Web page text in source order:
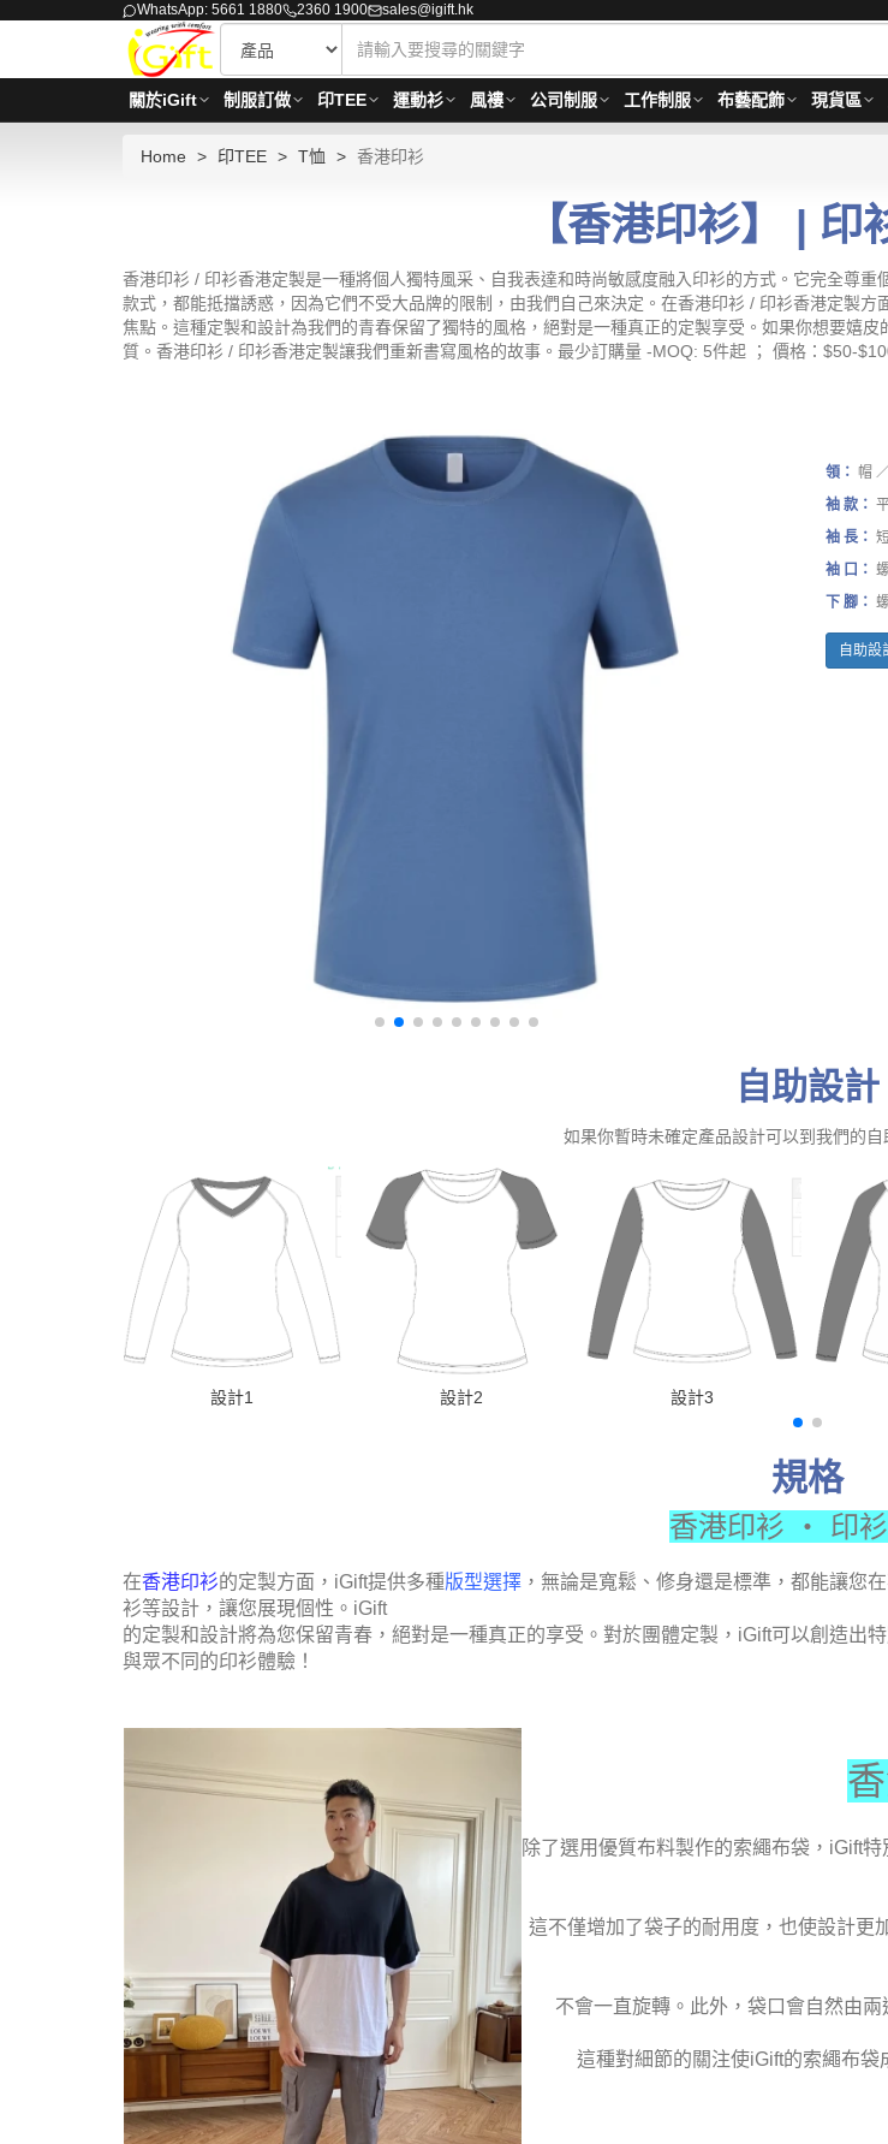
WhatsApp: 5661 1880 2360 1900 sales@igift.hk
關於iGift 制服訂做 印TEE 運動衫 風褸 公司制服 工作制服 布藝配飾 現貨區
Home 印TEE T恤 香港印衫
【香港印衫】 | 印
香港印衫 / 印衫香港定製是一種將個人獨特風采、自我表達和時尚敏感度融入印衫的方式。它完全尊
款式，都能抵擋誘惑，因為它們不受大品牌的限制，由我們自己來決定。在香港印衫 / 印衫香港定製
焦點。這種定製和設計為我們的青春保留了獨特的風格，絕對是一種真正的定製享受。如果你想要嬉
質。香港印衫 / 印衫香港定製讓我們重新書寫風格的故事。最少訂購量 -MOQ: 5件起 ； 價格：$50-
領： 帽
袖 款：
袖 長：
袖 口：
下 腳：
自助設
自助設計
如果你暫時未確定產品設計可以到我們的
設計1 設計2 設計3
規格
香港印衫 ‧ 印
在香港印衫的定製方面，iGift提供多種版型選擇 ，無論是寬鬆、修身還是標準，都能讓您
衫等設計，讓您展現個性。 iGift
的定製和設計將為您保留青春，絕對是一種真正的享受。對於團體定製， iGift可以創造出
與眾不同的印衫體驗！
除了選用優質布料製作的索繩布袋， iGift特
這不僅增加了袋子的耐用度，也使設計更
不會一直旋轉。此外，袋口會自然由
這種對細節的關注使iGift的索繩布袋